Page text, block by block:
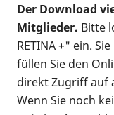
Der Download
Mitglieder. Bitte
RETINA +" ein.
füllen Sie den
direkt Zugriff auf
Wenn Sie noch